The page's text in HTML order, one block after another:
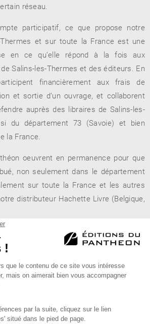
réseau.
participatif, ce que propose notre
et sur toute la France est une
en ce qu’elle répond à la fois aux
Salins-les-Thermes et des éditeurs. En
financièrement aux frais de
et sortie d’un ouvrage, et collaborent
auprès des libraires de Salins-les-
du département 73 (Savoie) et bien
la France.
oeuvrent en permanence pour que
non seulement dans le département
sur toute la France et les autres
distributeur Hachette Livre (Belgique,
des Moulins - 73600 Salins-les-
- 12, rue Antoine Bourdelle